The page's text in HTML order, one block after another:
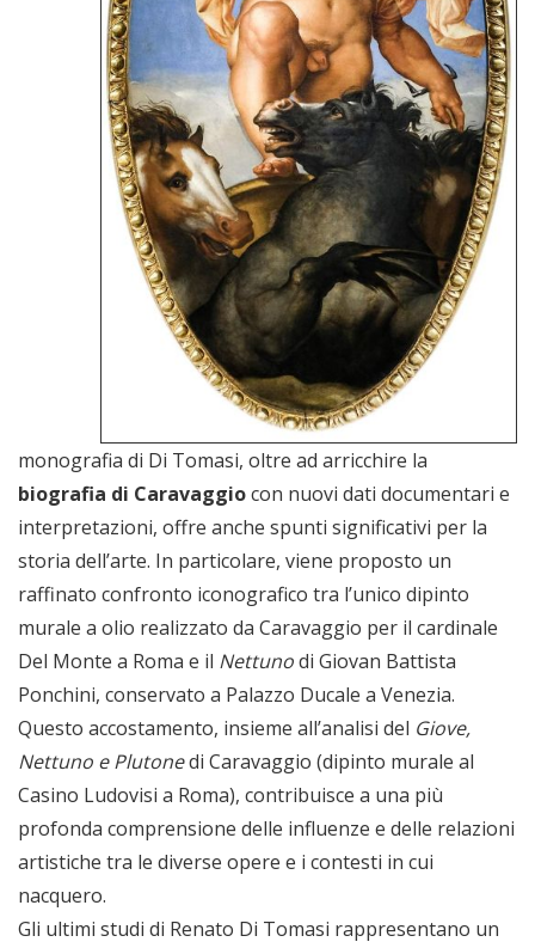
monografia di Di Tomasi, oltre ad arricchire la
biografia di Caravaggiocon nuovi dati documentari e
interpretazioni, offre anche spunti significativi per la
storia dell’arte. In particolare, viene proposto un
raffinato confronto iconografico tra l’unico dipinto
murale a olio realizzato da Caravaggio per il cardinale
Del Monte a Roma e il Nettunodi Giovan Battista
Ponchini, conservato a Palazzo Ducale a Venezia.
Questo accostamento, insieme all’analisi del Giove,
Nettuno e Plutonedi Caravaggio (dipinto murale al
Casino Ludovisi a Roma), contribuisce a una più
profonda comprensione delle influenze e delle relazioni
artistiche tra le diverse opere e i contesti in cui
nacquero.
Gli ultimi studi di Renato Di Tomasi rappresentano un